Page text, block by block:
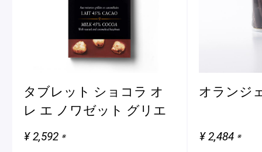
タブレット ショコラ オ
レ エ ノワゼット グリエ
¥ 2,592 ※
オランジ
¥ 2,484 ※